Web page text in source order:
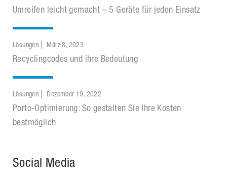
Umreifen leicht gemacht – 5 Geräte für jeden Einsatz
Lösungen März 8, 2023
Recyclingcodes und ihre Bedeutung
Lösungen Dezember 19, 2022
Porto-Optimierung: So gestalten Sie Ihre Kosten
bestmöglich
Social Media